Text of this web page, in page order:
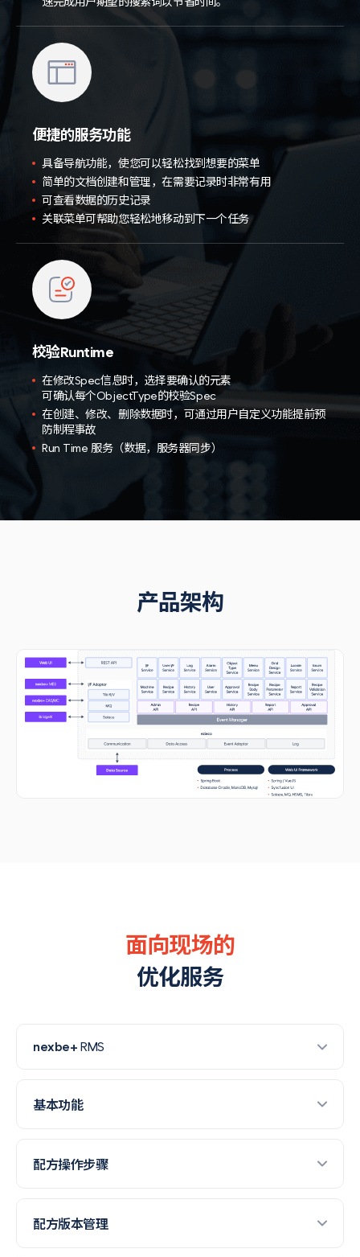
便捷的服务功能
具备导航功能，使您可以轻松找到想要的菜单
简单的文档创建和管理，在需要记录时非常有用
可查看数据的历史记录
关联菜单可帮助您轻松地移动到下一个任务
校验Runtime
在修改Spec信息时，选择要确认的元素
可确认每个ObjectType的校验Spec
在创建、修改、删除数据时，可通过用户自定义功能提前预
防制程事故
Run Time 服务（数据，服务器同步）
产品架构
面向现场的
优化服务
nexbe+RMS
基本功能
配方操作步骤
配方版本管理